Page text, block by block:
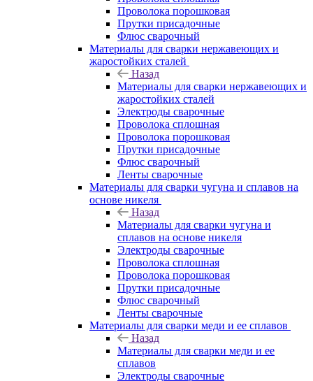
Проволока порошковая
Прутки присадочные
Флюс сварочный
Материалы для сварки нержавеющих и
жаростойких сталей
Назад
Материалы для сварки нержавеющих и
жаростойких сталей
Электроды сварочные
Проволока сплошная
Проволока порошковая
Прутки присадочные
Флюс сварочный
Ленты сварочные
Материалы для сварки чугуна и сплавов на
основе никеля
Назад
Материалы для сварки чугуна и
сплавов на основе никеля
Электроды сварочные
Проволока сплошная
Проволока порошковая
Прутки присадочные
Флюс сварочный
Ленты сварочные
Материалы для сварки меди и ее сплавов
Назад
Материалы для сварки меди и ее
сплавов
Электроды сварочные